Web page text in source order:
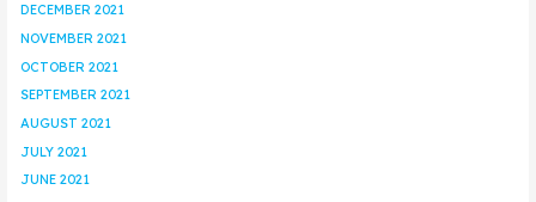
DECEMBER 2021
NOVEMBER 2021
OCTOBER 2021
SEPTEMBER 2021
AUGUST 2021
JULY 2021
JUNE 2021